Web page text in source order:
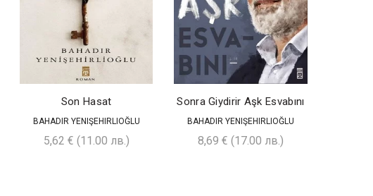
Son Hasat
BAHADIR YENIŞEHIRLIOĞLU
5,62 € (11.00 лв.)
Sonra Giydirir Aşk Esvabını
BAHADIR YENIŞEHIRLIOĞLU
8,69 € (17.00 лв.)